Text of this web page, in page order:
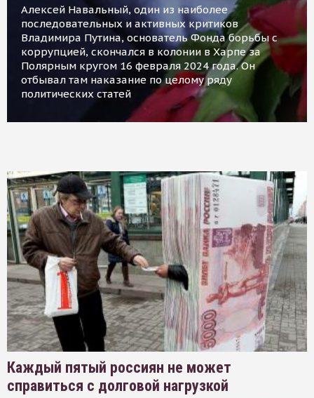
Алексей Навальный, один из наиболее
последовательных и активных критиков
Владимира Путина, основатель Фонда борьбы с
коррупцией, скончался в колонии в Харпе за
Полярным кругом 16 февраля 2024 года. Он
отбывал там наказание по целому ряду
политических статей
Каждый пятый россиян не может
справиться с долговой нагрузкой